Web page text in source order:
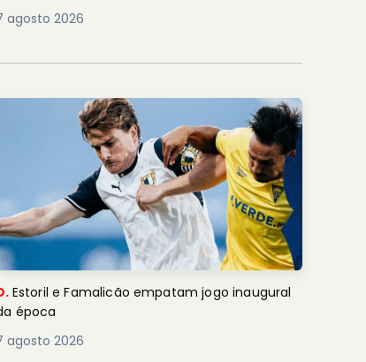
agosto 2026
Estoril e Famalicão empatam jogo inaugural
época
agosto 2026